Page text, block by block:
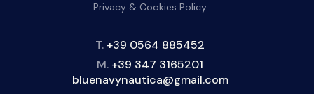
Privacy & Cookies Policy
T. +39 0564 885452
M. +39 347 3165201
bluenavynautica@gmail.com